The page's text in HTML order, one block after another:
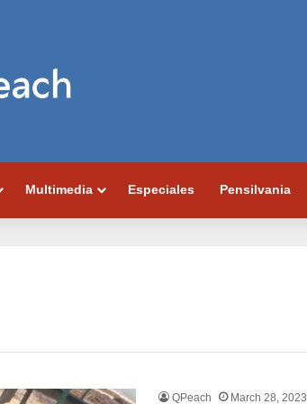
Multimedia Especiales Pensilvania
QPeach March 28, 2023